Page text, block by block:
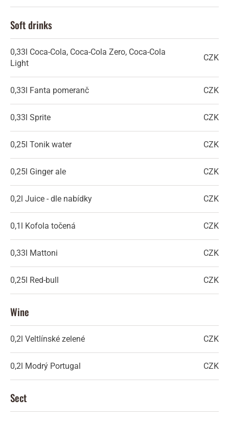
Soft drinks
0,33l Coca-Cola, Coca-Cola Zero, Coca-Cola
Light
CZK
0,33l Fanta pomeranč CZK
0,33l Sprite CZK
0,25l Tonik water CZK
0,25l Ginger ale CZK
0,2l Juice - dle nabídky CZK
0,1l Kofola točená CZK
0,33l Mattoni CZK
0,25l Red-bull CZK
Wine
0,2l Veltlínské zelené CZK
0,2l Modrý Portugal CZK
Sect